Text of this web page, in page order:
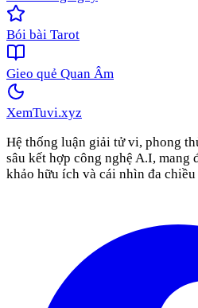
Bói bài Tarot
Gieo quẻ Quan Âm
XemTuvi.xyz
Hệ thống luận giải tử vi, phong
sâu kết hợp công nghệ A.I, mang
khảo hữu ích và cái nhìn đa